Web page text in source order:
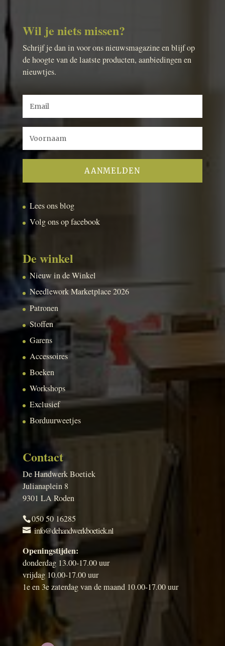
Wil je niets missen?
Schrijf je dan in voor ons nieuwsmagazine en blijf op
de hoogte van de laatste producten, aanbiedingen en
nieuwtjes.
Lees ons blog
Volg ons op facebook
De winkel
Nieuw in de Winkel
Needlework Marketplace 2026
Patronen
Stoffen
Garens
Accessoires
Boeken
Workshops
Exclusief
Borduurweetjes
Contact
De Handwerk Boetiek
Julianaplein 8
9301 LA Roden
050 50 16285
info@dehandwerkboetiek.nl
Openingstijden:
donderdag 13.00-17.00 uur
vrijdag 10.00-17.00 uur
1e en 3e zaterdag van de maand 10.00-17.00 uur